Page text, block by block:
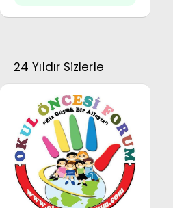
24 Yıldır Sizlerle